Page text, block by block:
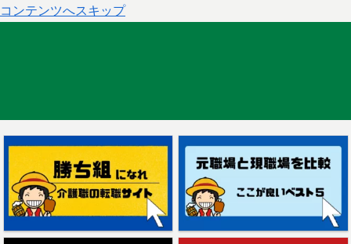
コンテンツへスキップ